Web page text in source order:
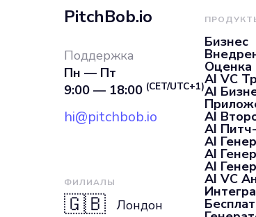
PitchBob.io
Поддержка
Пн — Пт
9:00 — 18:00 (CET/UTC+1)
hi@pitchbob.io
ФИЛИАЛЫ
🇬🇧 Лондон
Бизнес
Оценка
AI VC
AI
AI
AI
AI
AI
AI
AI VC